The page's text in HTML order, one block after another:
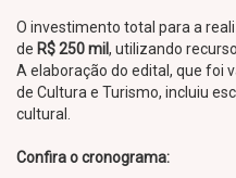
O investimento total para a
de R$ 250 mil, utilizando
A elaboração do edital, que foi
de Cultura e Turismo, incluiu
cultural.
Confira o cronograma: